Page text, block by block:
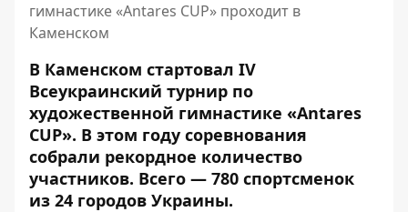
гимнастике «Antares CUP» проходит в
Каменском
В Каменском стартовал IV
Всеукраинский турнир по
художественной гимнастике «Antares
CUP». В этом году соревнования
собрали рекордное количество
участников. Всего — 780 спортсменок
из 24 городов Украины.